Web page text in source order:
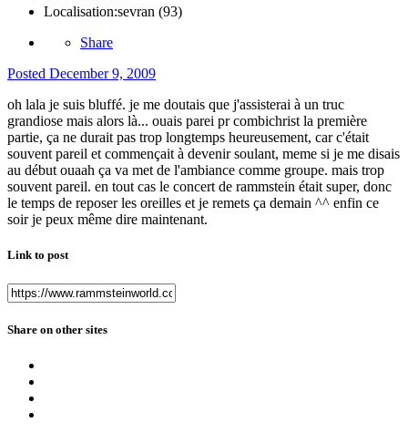
Localisation:sevran (93)
Share
Posted December 9, 2009
oh lala je suis bluffé. je me doutais que j'assisterai à un truc
grandiose mais alors là... ouais parei pr combichrist la première
partie, ça ne durait pas trop longtemps heureusement, car c'était
souvent pareil et commençait à devenir soulant, meme si je me disais
au début ouaah ça va met de l'ambiance comme groupe. mais trop
souvent pareil. en tout cas le concert de rammstein était super, donc
le temps de reposer les oreilles et je remets ça demain ^^ enfin ce
soir je peux même dire maintenant.
Link to post
Share on other sites